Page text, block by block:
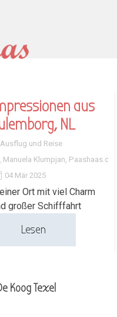
aus
NL
Ausflug und Reise
Manuela Klumpjan, Paashaas.de
04 Mär 2025
Ort mit viel Charm
großer Schifffahrt
Lesen
Koog Texel